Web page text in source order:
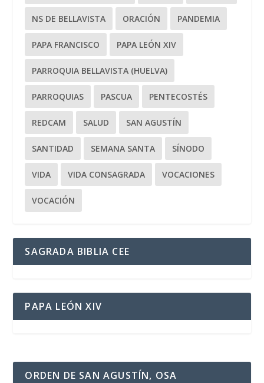
NS DE BELLAVISTA ORACIÓN PANDEMIA
PAPA FRANCISCO PAPA LEÓN XIV
PARROQUIA BELLAVISTA (HUELVA)
PARROQUIAS PASCUA PENTECOSTÉS
REDCAM SALUD SAN AGUSTÍN
SANTIDAD SEMANA SANTA SÍNODO
VIDA VIDA CONSAGRADA VOCACIONES
VOCACIÓN
SAGRADA BIBLIA CEE
PAPA LEÓN XIV
ORDEN DE SAN AGUSTÍN, OSA